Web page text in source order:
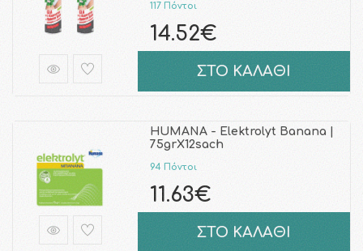
117 Πόντοι
14.52€
ΣΤΟ ΚΑΛΑΘΙ
HUMANA - Elektrolyt Banana |
75grX12sach
94 Πόντοι
11.63€
ΣΤΟ ΚΑΛΑΘΙ